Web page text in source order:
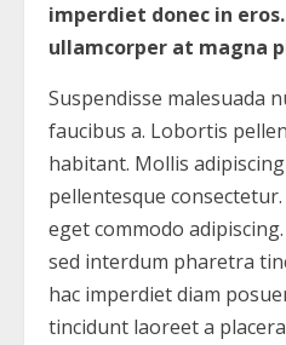
imperdiet donec in
ullamcorper at magna
Suspendisse malesuada
faucibus a. Lobortis
habitant. Mollis
pellentesque
eget commodo
sed interdum pharetra
hac imperdiet diam
tincidunt laoreet a